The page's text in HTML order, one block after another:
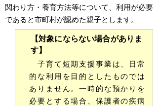
関わり方・養育方法等について、利用が必要
であると市町村が認めた親子とします。
【対象にならない場合がありま
す】
子育て短期支援事業は、日常
的な利用を目的としたものでは
ありません。一時的な預かりを
必要とする場合、保護者の疾病